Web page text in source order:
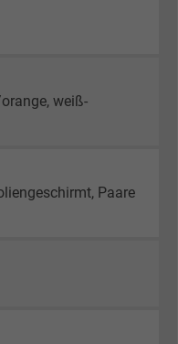
weiß-
Paare